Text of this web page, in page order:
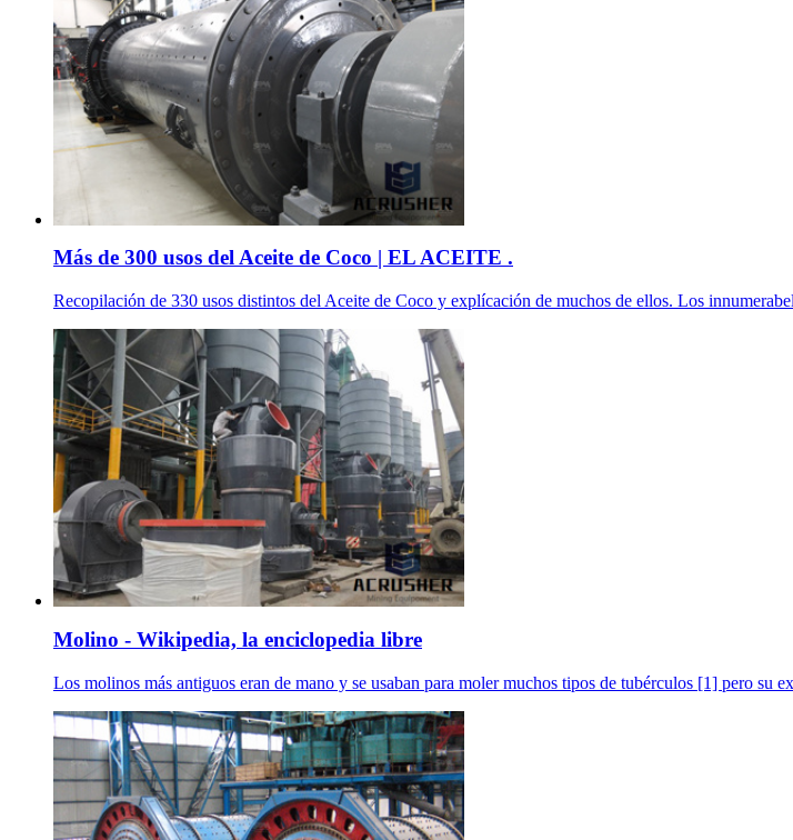
Más de 300 usos del Aceite de Coco | EL ACEITE .
Recopilación de 330 usos distintos del Aceite de Coco y explícación de muchos de ellos. Los
Molino - Wikipedia, la enciclopedia libre
Los molinos más antiguos eran de mano y se usaban para moler muchos tipos de tubérculos [1] pero su